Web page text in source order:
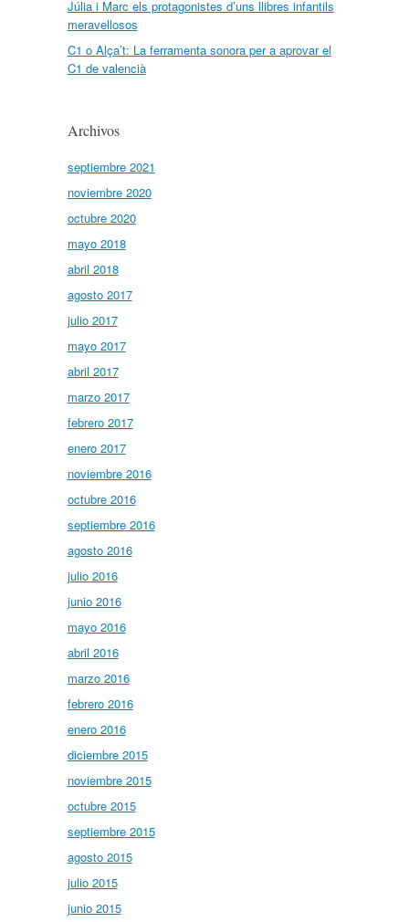
Júlia i Marc els protagonistes d’uns llibres infantils
meravellosos
C1 o Alça’t: La ferramenta sonora per a aprovar el
C1 de valencià
Archivos
septiembre 2021
noviembre 2020
octubre 2020
mayo 2018
abril 2018
agosto 2017
julio 2017
mayo 2017
abril 2017
marzo 2017
febrero 2017
enero 2017
noviembre 2016
octubre 2016
septiembre 2016
agosto 2016
julio 2016
junio 2016
mayo 2016
abril 2016
marzo 2016
febrero 2016
enero 2016
diciembre 2015
noviembre 2015
octubre 2015
septiembre 2015
agosto 2015
julio 2015
junio 2015